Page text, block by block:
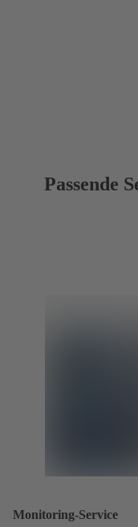
Passende
Monitoring-Service